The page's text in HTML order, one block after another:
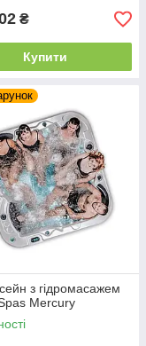
₴
Купити
з гідромасажем
Mercury